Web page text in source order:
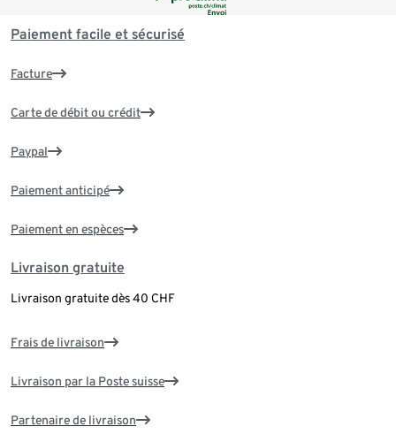
Paiement facile et sécurisé
Facture
Carte de débit ou crédit
Paypal
Paiement anticipé
Paiement en espèces
Livraison gratuite
Livraison gratuite dès 40 CHF
Frais de livraison
Livraison par la Poste suisse
Partenaire de livraison